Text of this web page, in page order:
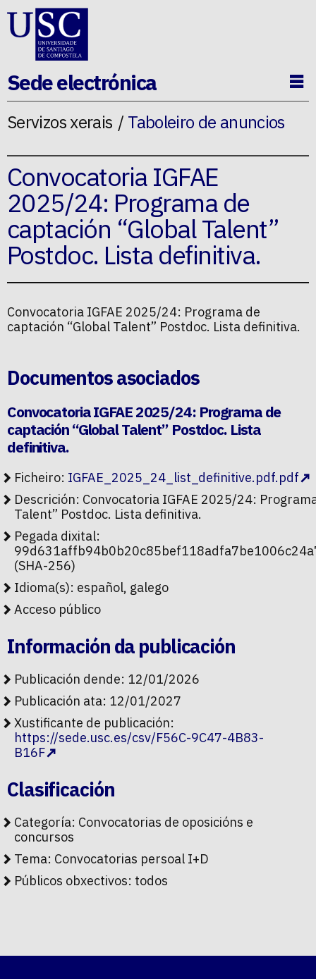
Ir ao contido da p�xina
Sede electrónica
Servizos xerais Taboleiro de anuncios
Convocatoria IGFAE
2025/24: Programa de
captación “Global Talent”
Postdoc. Lista definitiva.
Convocatoria IGFAE 2025/24: Programa de
captación “Global Talent” Postdoc. Lista definitiva.
Documentos asociados
Convocatoria IGFAE 2025/24: Programa de
captación “Global Talent” Postdoc. Lista
definitiva.
Ficheiro: IGFAE_2025_24_list_definitive.pdf.pdf
Descrición: Convocatoria IGFAE 2025/24:
Talent” Postdoc. Lista definitiva.
Pegada dixital:
(SHA-256)
Idioma(s): español, galego
Acceso público
Información da publicación
Publicación dende: 12/01/2026
Publicación ata: 12/01/2027
Xustificante de publicación:
https://sede.usc.es/csv/F56C-9C47-4B83-
B16F
Clasificación
Categoría: Convocatorias de oposicións e
concursos
Tema: Convocatorias persoal I+D
Públicos obxectivos: todos